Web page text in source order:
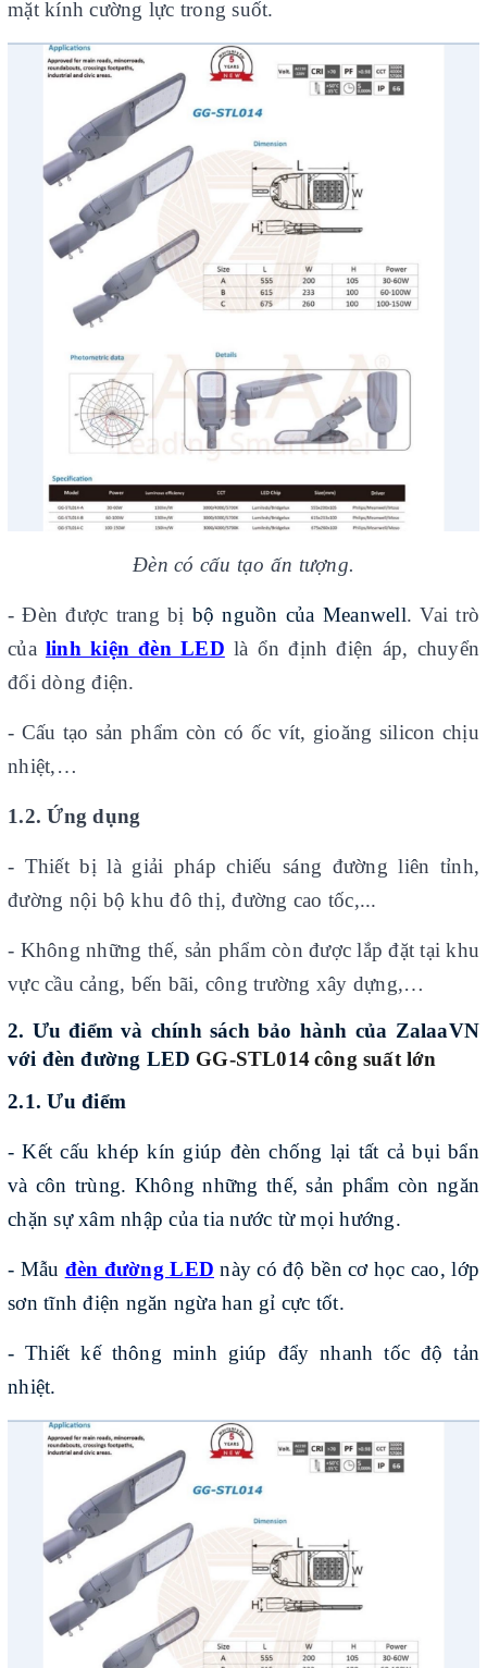
mặt kính cường lực trong suốt.
Đèn có cấu tạo ấn tượng.
- Đèn được trang bị bộ nguồn của Meanwell. Vai trò
của linh kiện đèn LED là ổn định điện áp, chuyển
đổi dòng điện.
- Cấu tạo sản phẩm còn có ốc vít, gioăng silicon chịu
nhiệt,…
1.2. Ứng dụng
- Thiết bị là giải pháp chiếu sáng đường liên tỉnh,
đường nội bộ khu đô thị, đường cao tốc,...
- Không những thế, sản phẩm còn được lắp đặt tại khu
vực cầu cảng, bến bãi, công trường xây dựng,…
2. Ưu điểm và chính sách bảo hành của ZalaaVN
với đènđường LED GG-STL014công suất lớn
2.1. Ưu điểm
- Kết cấu khép kín giúp đèn chống lại tất cả bụi bẩn
và côn trùng. Không những thế, sản phẩm còn ngăn
chặn sự xâm nhập của tia nước từ mọi hướng.
- Mẫu đèn đường LED này có độ bền cơ học cao, lớp
sơn tĩnh điện ngăn ngừa han gỉ cực tốt.
- Thiết kế thông minh giúp đẩy nhanh tốc độ tản
nhiệt.